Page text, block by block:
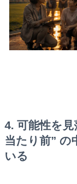
4. 可能性を
当たり前” の
いる